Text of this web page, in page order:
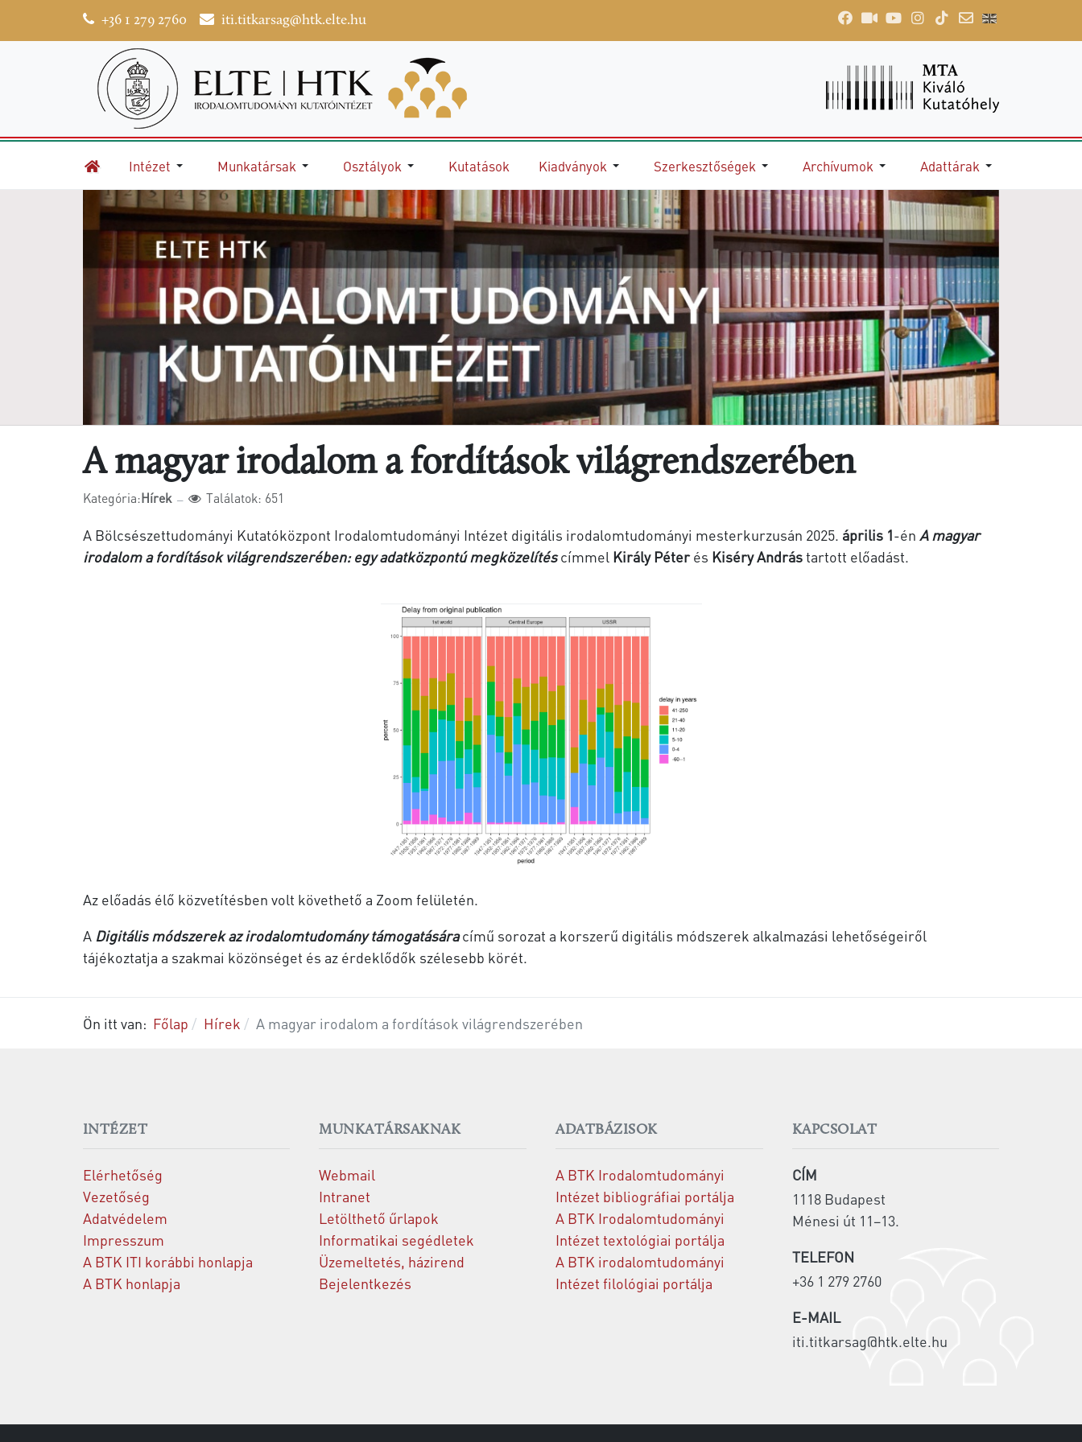
+36 1 279 2760 iti.titkarsag@htk.elte.hu
Intézet Munkatársak Osztályok Kutatások Kiadványok Szerkesztőségek Archívumok Adattárak
A magyar irodalom a fordítások világrendszerében
Kategória:Hírek Találatok: 651
A Bölcsészettudományi Kutatóközpont Irodalomtudományi Intézet digitális irodalomtudományi mesterkurzusán 2025. április 1-én A magyar
irodalom a fordítások világrendszerében: egy adatközpontú megközelítéscímmel Király Péterés Kiséry Andrástartott előadást.
Az előadás élő közvetítésben volt követhető a Zoom felületén.
A Digitális módszerek az irodalomtudomány támogatásáracímű sorozat a korszerű digitális módszerek alkalmazási lehetőségeiről
tájékoztatja a szakmai közönséget és az érdeklődők szélesebb körét.
Ön itt van: Főlap Hírek A magyar irodalom a fordítások világrendszerében
INTÉZET
Elérhetőség
Vezetőség
Adatvédelem
Impresszum
A BTK ITI korábbi honlapja
A BTK honlapja
MUNKATÁRSAKNAK
Webmail
Intranet
Letölthető űrlapok
Informatikai segédletek
Üzemeltetés, házirend
Bejelentkezés
ADATBÁZISOK
A BTK Irodalomtudományi
Intézet bibliográfiai portálja
A BTK Irodalomtudományi
Intézet textológiai portálja
A BTK irodalomtudományi
Intézet filológiai portálja
KAPCSOLAT
CÍM
1118 Budapest
Ménesi út 11–13.
TELEFON
+36 1 279 2760
E-MAIL
iti.titkarsag@htk.elte.hu